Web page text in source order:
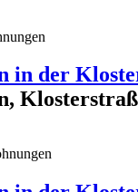
in der